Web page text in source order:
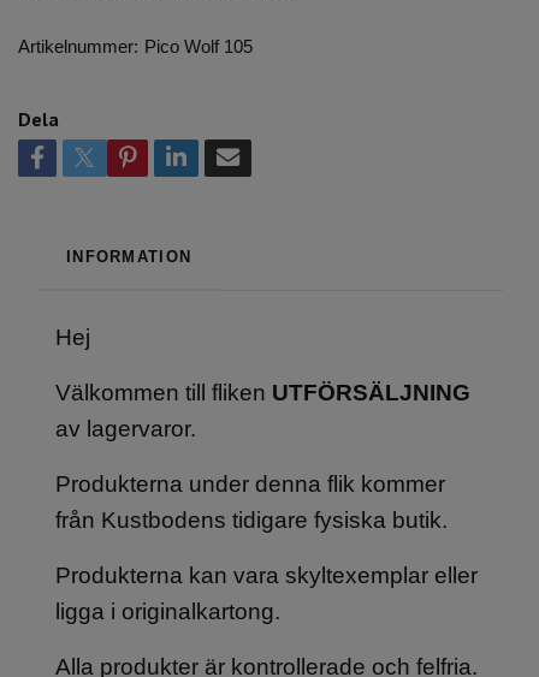
Artikelnummer: Pico Wolf 105
Dela
INFORMATION
Hej
Välkommen till fliken UTFÖRSÄLJNING
av lagervaror.
Produkterna under denna flik kommer
från Kustbodens tidigare fysiska butik.
Produkterna kan vara skyltexemplar eller
ligga i originalkartong.
Alla produkter är kontrollerade och felfria.